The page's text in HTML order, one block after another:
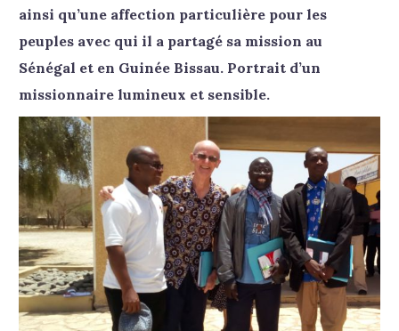
ainsi qu’une affection particulière pour les
peuples avec qui il a partagé sa mission au
Sénégal et en Guinée Bissau. Portrait d’un
missionnaire lumineux et sensible.